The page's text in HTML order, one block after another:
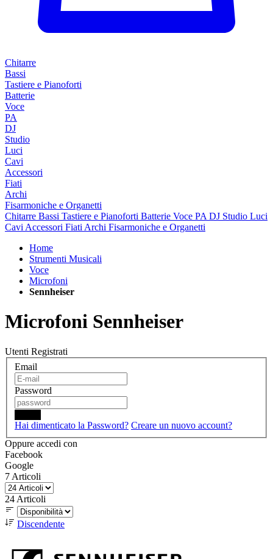
Chitarre
Bassi
Tastiere e Pianoforti
Batterie
Voce
PA
DJ
Studio
Luci
Cavi
Accessori
Fiati
Archi
Fisarmoniche e Organetti
Chitarre Bassi Tastiere e Pianoforti Batterie Voce PA DJ Studio Luci
Cavi Accessori Fiati Archi Fisarmoniche e Organetti
Home
Strumenti Musicali
Voce
Microfoni
Sennheiser
Microfoni Sennheiser
Utenti Registrati
Email
Password
Hai dimenticato la Password? Creare un nuovo account?
Oppure accedi con
Facebook
Google
7Articoli
24Articoli
Discendente